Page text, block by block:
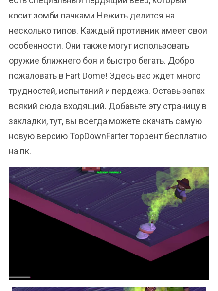
косит зомби пачками.Нежить делится на
несколько типов. Каждый противник имеет свои
особенности. Они также могут использовать
оружие ближнего боя и быстро бегать. Добро
пожаловать в Fart Dome! Здесь вас ждет много
трудностей, испытаний и пердежа. Оставь запах
всякий сюда входящий. Добавьте эту страницу в
закладки, тут, вы всегда можете скачать самую
новую версию TopDownFarter торрент бесплатно
на пк.